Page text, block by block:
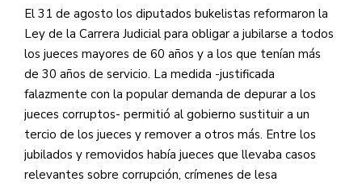
El 31 de agosto los diputados bukelistas reformaron la
Ley de la Carrera Judicial para obligar a jubilarse a todos
los jueces mayores de 60 años y a los que tenían más
de 30 años de servicio. La medida -justificada
falazmente con la popular demanda de depurar a los
jueces corruptos- permitió al gobierno sustituir a un
tercio de los jueces y remover a otros más. Entre los
jubilados y removidos había jueces que llevaba casos
relevantes sobre corrupción, crímenes de lesa